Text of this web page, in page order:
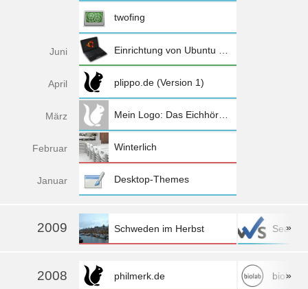
twofing
Juni Einrichtung von Ubuntu 10.04 (Netbook Remix) auf dem Eee PC 1005HA
April plippo.de (Version 1)
März Mein Logo: Das Eichhörnchen
Februar Winterlich
Januar Desktop-Themes
2009 Schweden im Herbst »
2008 philmerk.de biolab
»